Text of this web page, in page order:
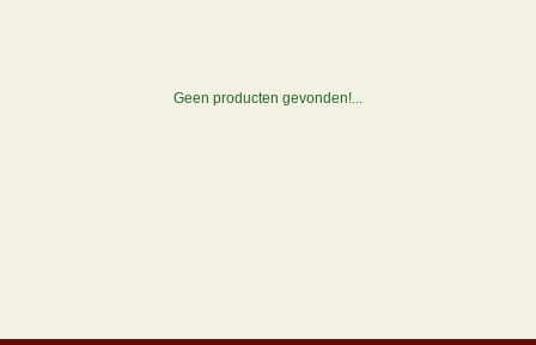
Geen producten gevonden!...